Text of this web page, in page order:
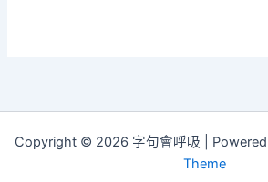
Copyright © 2026 字句會呼吸 |
Theme